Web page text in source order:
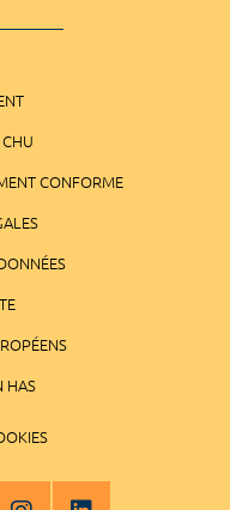
CHU
CONFORME
HAS